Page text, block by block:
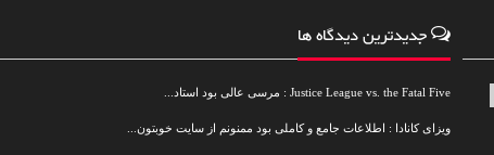
جدیدترین دیدگاه ها
Justice League vs. the Fatal Five : مرسی عالی بود استاد...
ویزای کانادا : اطلاعات جامع و کاملی بود ممنونم از سایت خوبتون...